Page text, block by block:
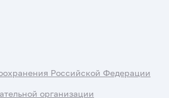
Российской Федерации
организации